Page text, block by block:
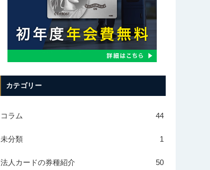
カテゴリー
コラム 44
未分類 1
法人カードの券種紹介 50